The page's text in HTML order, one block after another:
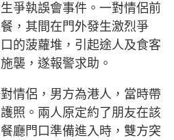
爭執誤會事件。一對情侶前
，其間在門外發生激烈爭
的菠蘿堆，引起途人及食客
襲，遂報警求助。
情侶，男方為港人，當時帶
照。兩人原定約了朋友在該
廳門口準備進入時，雙方突